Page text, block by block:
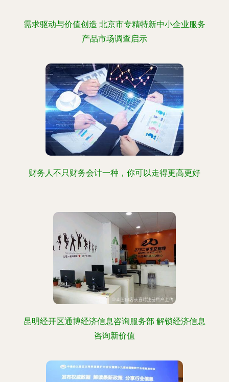
需求驱动与价值创造 北京市专精特新中小企业服务
产品市场调查启示
财务人不只财务会计一种，你可以走得更高更好
昆明经开区通博经济信息咨询服务部 解锁经济信息
咨询新价值